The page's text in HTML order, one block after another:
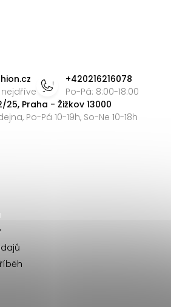
p
i
s
+420216216078
Po-Pá: 8:00-18:00
25, Praha - Žižkov 13000
Po-Pá 10-19h, So-Ne 10-18h